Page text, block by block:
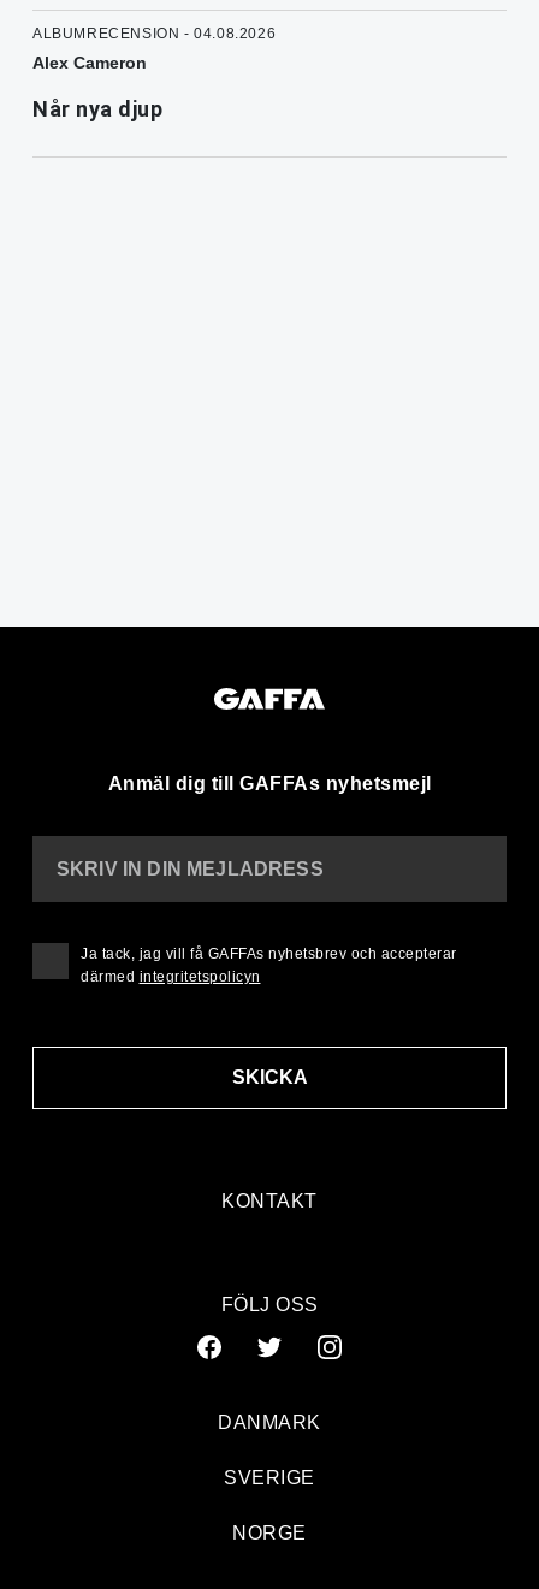
ALBUMRECENSION - 04.08.2026
Alex Cameron
Når nya djup
Anmäl dig till GAFFAs nyhetsmejl
KONTAKT
SKRIV IN DIN MEJLADRESS
SKICKA
Ja tack, jag vill få GAFFAs nyhetsbrev och accepterar
därmed integritetspolicyn
FÖLJ OSS
DANMARK
SVERIGE
NORGE